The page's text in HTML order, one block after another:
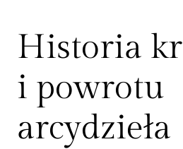
Historia
i powrotu
arcydzieła